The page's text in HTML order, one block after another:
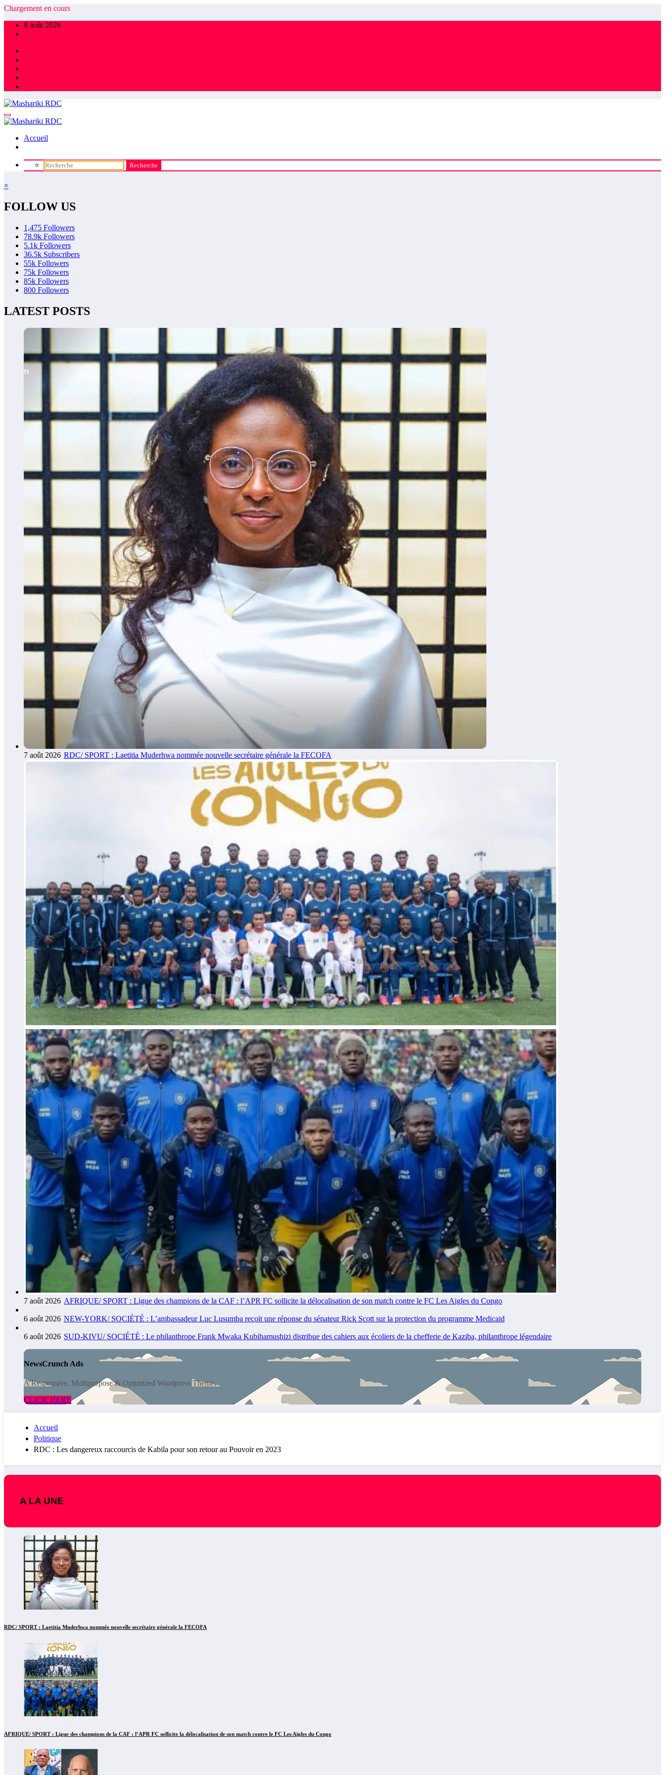
Aller
contenu
Chargement en cours
8 août 2026
Accueil
×
FOLLOW US
1,475 Followers
78.9k Followers
5.1k Followers
36.5k Subscribers
55k Followers
75k Followers
85k Followers
800 Followers
LATEST POSTS
7 août 2026 RDC/ SPORT : Laetitia Muderhwa nommée nouvelle secrétaire générale la FECOFA
7 août 2026 AFRIQUE/ SPORT : Ligue des champions de la CAF : l’APR FC sollicite la délocalisation de son match contre le FC Les Aigles du Congo
6 août 2026 NEW-YORK/ SOCIÉTÉ : L’ambassadeur Luc Lusumba reçoit une réponse du sénateur Rick Scott sur la protection du programme Medicaid
6 août 2026 SUD-KIVU/ SOCIÉTÉ : Le philanthrope Frank Mwaka Kubihamushizi distribue des cahiers aux écoliers de la chefferie de Kaziba, philanthrope légendaire
NewsCrunch Ads
A Responsive, Multipurpose & Optimized Wordpress Theme.
CLICK HERE
Accueil
Politique
RDC : Les dangereux raccourcis de Kabila pour son retour au Pouvoir en 2023
A LA UNE
RDC/ SPORT : Laetitia Muderhwa nommée nouvelle secrétaire générale la FECOFA
AFRIQUE/ SPORT : Ligue des champions de la CAF : l’APR FC sollicite la délocalisation de son match contre le FC Les Aigles du Congo